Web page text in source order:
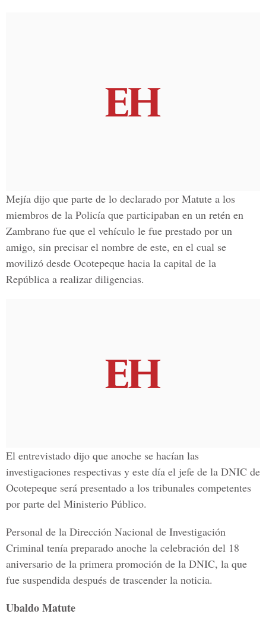
Mejía dijo que parte de lo declarado por Matute a los
miembros de la Policía que participaban en un retén en
Zambrano fue que el vehículo le fue prestado por un
amigo, sin precisar el nombre de este, en el cual se
movilizó desde Ocotepeque hacia la capital de la
República a realizar diligencias.
El entrevistado dijo que anoche se hacían las
investigaciones respectivas y este día el jefe de la DNIC de
Ocotepeque será presentado a los tribunales competentes
por parte del Ministerio Público.
Personal de la Dirección Nacional de Investigación
Criminal tenía preparado anoche la celebración del 18
aniversario de la primera promoción de la DNIC, la que
fue suspendida después de trascender la noticia.
Ubaldo Matute